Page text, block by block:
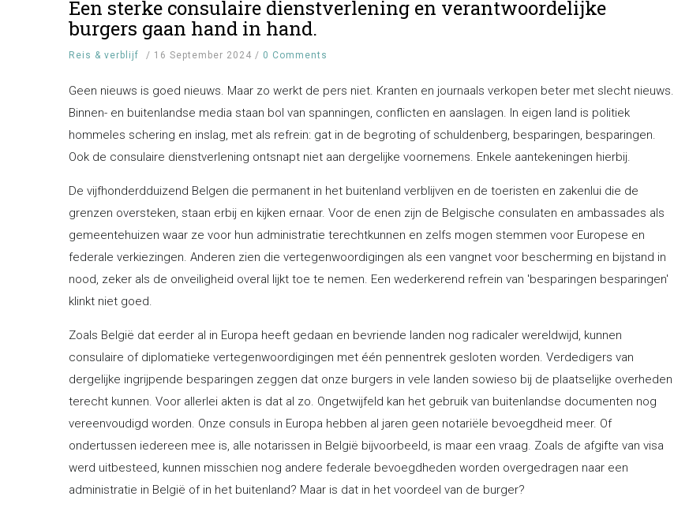
Een sterke consulaire dienstverlening en verantwoordelijke
burgers gaan hand in hand.
Reis & verblijf / 16 September 2024 / 0 Comments
Geen nieuws is goed nieuws. Maar zo werkt de pers niet. Kranten en journaals verkopen beter met slecht nieuws.
Binnen- en buitenlandse media staan bol van spanningen, conflicten en aanslagen. In eigen land is politiek
hommeles schering en inslag, met als refrein: gat in de begroting of schuldenberg, besparingen, besparingen.
Ook de consulaire dienstverlening ontsnapt niet aan dergelijke voornemens. Enkele aantekeningen hierbij.
De vijfhonderdduizend Belgen die permanent in het buitenland verblijven en de toeristen en zakenlui die de
grenzen oversteken, staan erbij en kijken ernaar. Voor de enen zijn de Belgische consulaten en ambassades als
gemeentehuizen waar ze voor hun administratie terechtkunnen en zelfs mogen stemmen voor Europese en
federale verkiezingen. Anderen zien die vertegenwoordigingen als een vangnet voor bescherming en bijstand in
nood, zeker als de onveiligheid overal lijkt toe te nemen. Een wederkerend refrein van 'besparingen besparingen'
klinkt niet goed.
Zoals België dat eerder al in Europa heeft gedaan en bevriende landen nog radicaler wereldwijd, kunnen
consulaire of diplomatieke vertegenwoordigingen met één pennentrek gesloten worden. Verdedigers van
dergelijke ingrijpende besparingen zeggen dat onze burgers in vele landen sowieso bij de plaatselijke overheden
terecht kunnen. Voor allerlei akten is dat al zo. Ongetwijfeld kan het gebruik van buitenlandse documenten nog
vereenvoudigd worden. Onze consuls in Europa hebben al jaren geen notariële bevoegdheid meer. Of
ondertussen iedereen mee is, alle notarissen in België bijvoorbeeld, is maar een vraag. Zoals de afgifte van visa
werd uitbesteed, kunnen misschien nog andere federale bevoegdheden worden overgedragen naar een
administratie in België of in het buitenland? Maar is dat in het voordeel van de burger?